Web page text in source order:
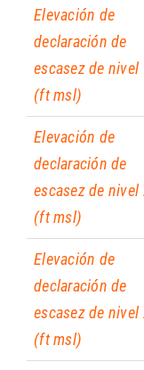
Elevación de
declaración de
escasez de nivel
(ft msl)
Elevación de
declaración de
escasez de nivel
(ft msl)
Elevación de
declaración de
escasez de nivel
(ft msl)